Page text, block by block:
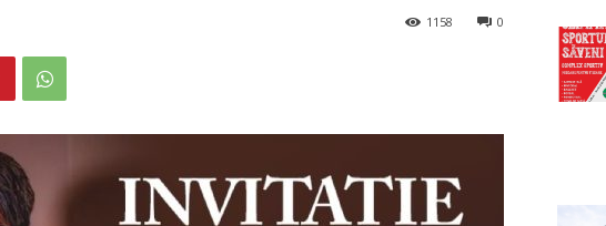
0
1158